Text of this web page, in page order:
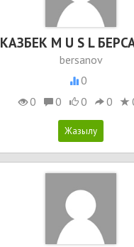
КАЗБЕК M U S L
bersanov
0
0
0 0 0